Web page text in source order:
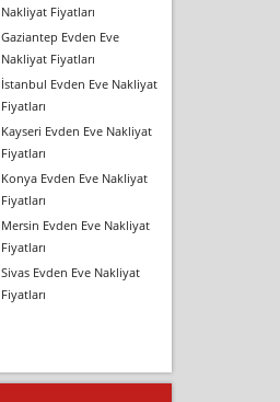
Nakliyat Fiyatları
Gaziantep Evden Eve
Nakliyat Fiyatları
İstanbul Evden Eve Nakliyat
Fiyatları
Kayseri Evden Eve Nakliyat
Fiyatları
Konya Evden Eve Nakliyat
Fiyatları
Mersin Evden Eve Nakliyat
Fiyatları
Sivas Evden Eve Nakliyat
Fiyatları